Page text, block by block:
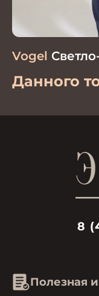
Vogel
Данного
8
Полезная